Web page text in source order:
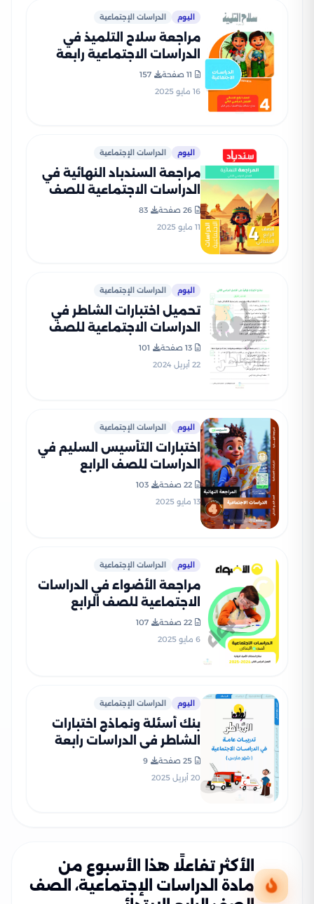
اليوم الدراسات الإجتماعية
مراجعة سلاح التلميذ في
الدراسات الاجتماعية رابعة
بالاجابات
11 صفحة
157
16 مايو 2025
اليوم الدراسات الإجتماعية
مراجعة السندباد النهائية في
الدراسات الاجتماعية للصف
الرابع الابتدائي الترم الثاني مع
نماذج اختبارات مجابة
26 صفحة
83
11 مايو 2025
اليوم الدراسات الإجتماعية
تحميل اختبارات الشاطر في
الدراسات الاجتماعية للصف
الرابع الابتدائي ترم ثاني
13 صفحة
101
22 أبريل 2024
اليوم الدراسات الإجتماعية
اختبارات التأسيس السليم في
الدراسات للصف الرابع
PDF بالاجابات
22 صفحة
103
13 مايو 2025
اليوم الدراسات الإجتماعية
مراجعة الأضواء في الدراسات
الاجتماعية للصف الرابع
PDF بالاجابات
22 صفحة
107
6 مايو 2025
اليوم الدراسات الإجتماعية
بنك أسئلة ونماذج اختبارات
الشاطر في الدراسات رابعة
ابتدائي منهج شهر مارس
2025 بصيغة PDF
25 صفحة
9
20 أبريل 2025
الأكثر تفاعلًا هذا الأسبوع من
مادة الدراسات الإجتماعية، الصف